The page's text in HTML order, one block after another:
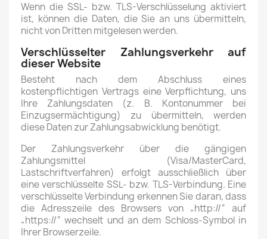
Wenn die SSL- bzw. TLS-Verschlüsselung aktiviert
ist, können die Daten, die Sie an uns übermitteln,
nicht von Dritten mitgelesen werden.
Verschlüsselter Zahlungsverkehr auf
dieser Website
Besteht nach dem Abschluss eines
kostenpflichtigen Vertrags eine Verpflichtung, uns
Ihre Zahlungsdaten (z. B. Kontonummer bei
Einzugsermächtigung) zu übermitteln, werden
diese Daten zur Zahlungsabwicklung benötigt.
Der Zahlungsverkehr über die gängigen
Zahlungsmittel (Visa/MasterCard,
Lastschriftverfahren) erfolgt ausschließlich über
eine verschlüsselte SSL- bzw. TLS-Verbindung. Eine
verschlüsselte Verbindung erkennen Sie daran, dass
die Adresszeile des Browsers von „http://“ auf
„https://“ wechselt und an dem Schloss-Symbol in
Ihrer Browserzeile.